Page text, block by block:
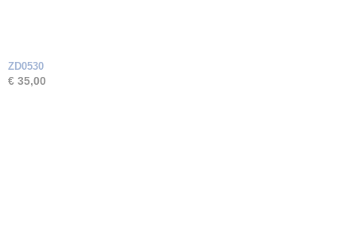
ZD0530
€ 35,00